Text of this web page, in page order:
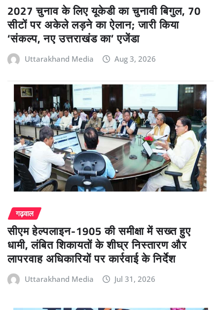
2027 चुनाव के लिए यूकेडी का चुनावी बिगुल, 70
सीटों पर अकेले लड़ने का ऐलान; जारी किया
‘संकल्प, नए उत्तराखंड का’ एजेंडा
Uttarakhand Media Aug 3, 2026
गढ़वाल
सीएम हेल्पलाइन-1905 की समीक्षा में सख्त हुए
धामी, लंबित शिकायतों के शीघ्र निस्तारण और
लापरवाह अधिकारियों पर कार्रवाई के निर्देश
Uttarakhand Media Jul 31, 2026